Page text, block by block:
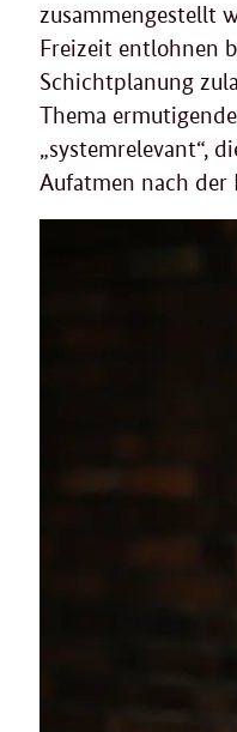
zusammengestellt
Freizeit entlohnen
Schichtplanung
Thema
„systemrelevant“,
Aufatmen nach der